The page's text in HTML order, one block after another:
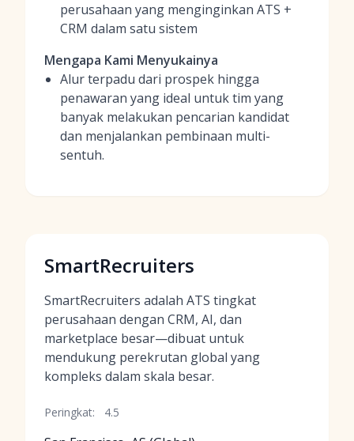
perusahaan yang menginginkan ATS +
CRM dalam satu sistem
Mengapa Kami Menyukainya
Alur terpadu dari prospek hingga
penawaran yang ideal untuk tim yang
banyak melakukan pencarian kandidat
dan menjalankan pembinaan multi-
sentuh.
SmartRecruiters
SmartRecruiters adalah ATS tingkat
perusahaan dengan CRM, AI, dan
marketplace besar—dibuat untuk
mendukung perekrutan global yang
kompleks dalam skala besar.
Peringkat: 4.5